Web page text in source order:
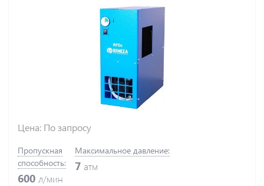
Цена: По запросу
Пропускная
способность:
600 л/мин
Максимальное давление:
7 атм